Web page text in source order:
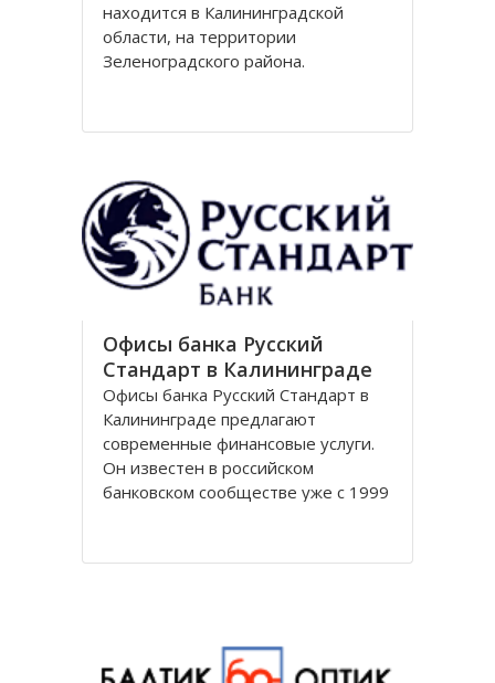
находится в Калининградской
области, на территории
Зеленоградского района.
стал одним из первых
Союзе, организованных в конце
80-х годов. Позже он был включен
в
Офисы банка Русский
Стандарт в Калининграде
Офисы банка Русский Стандарт в
Калининграде предлагают
современные финансовые услуги.
Он известен в российском
банковском сообществе уже с 1999
настоящее время он является